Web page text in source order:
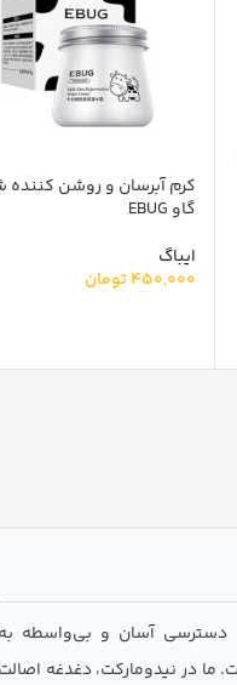
کرم آبرسان و روشن کننده
گاو EBUG
ایباگ
450,000تومان
سال 1399 با هدف دسترسی آسان و بی‌واسطه به
ما در نیدومارکت، دغدغه اصالت